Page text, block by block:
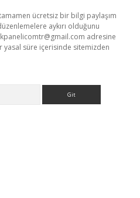
ücretsiz bir bilgi paylaşım
aykırı olduğunu
adresine
süre içerisinde sitemizden